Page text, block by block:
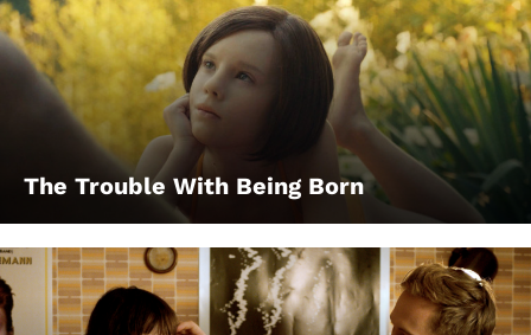
The Trouble With Being Born